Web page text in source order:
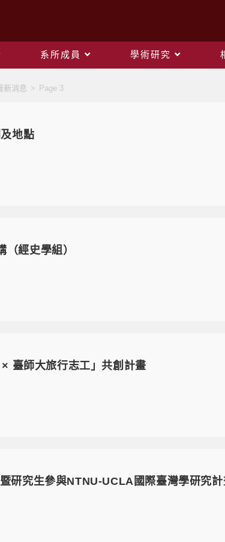
系所成員 學術研究
新消息 > Page 3
地點
經史學組）
臺師大旅行志工」共創計畫
研究生參與NTNU-UCLA國際臺灣學研究